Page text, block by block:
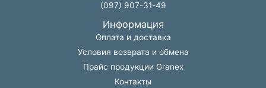
(097) 907-31-49
Информация
Оплата и доставка
Условия возврата и обмена
Прайс продукции Granex
Контакты